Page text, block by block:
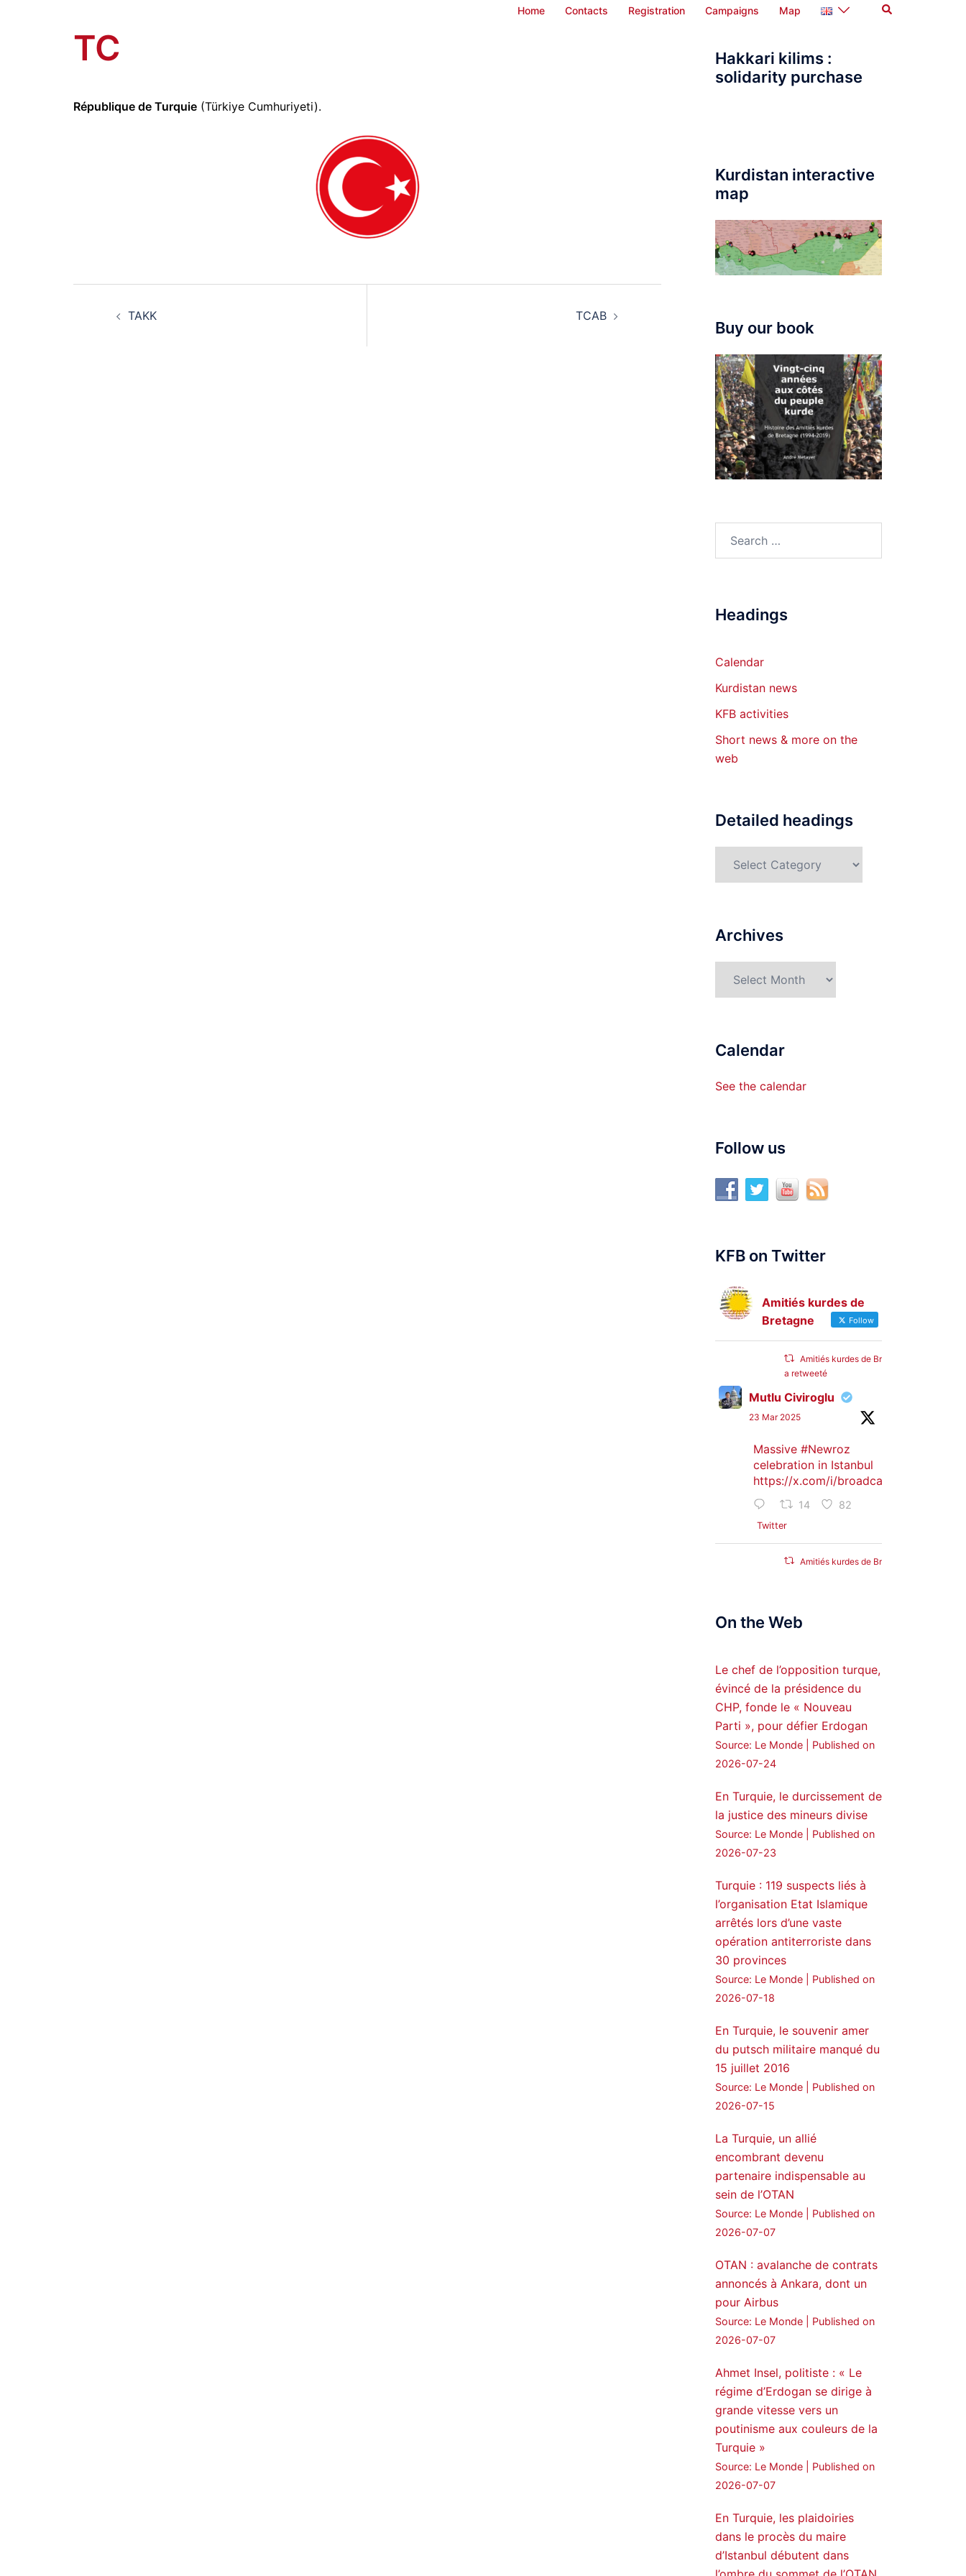
Home Contacts Registration Campaigns Map Search
TC
République de Turquie (Türkiye Cumhuriyeti).
TAKK TCAB
Hakkari kilims :
solidarity purchase
Kurdistan interactive
map
Buy our book
Headings
Calendar
Kurdistan news
KFB activities
Short news & more on the
web
Detailed headings
Archives
Calendar
See the calendar
Follow us
KFB on Twitter
Amitiés kurdes de
Bretagne
Follow
Amitiés kurdes de Bretagne
a retweeté
Mutlu Civiroglu
23 Mar 2025
Massive #Newroz
celebration in Istanbul
https://x.com/i/broadcasts/
14 82
Twitter
Amitiés kurdes de Bretagne
25 Jan 2025
Forces, SDF appoints
hauro Abgar Daoud
from the ranks of
Syriac Military Council,
MFS as official
spokesperson. We
wish you success
ܟܫܝܪܘܬܐ ܒܘܠܝܬܐ ܚܘܪܐ
Amitiés kurdes de Bretagne
a retweeté
MedyaNews
24 Jan 2025
🔴DEM Party Imrali
on Abdullah Öcalan meeting
#PeaceProcess
🔗https://medyanews.rs/h4lwBwQ
Twitter
Voir plus...
On the Web
Le chef de l’opposition turque,
évincé de la présidence du
CHP, fonde le « Nouveau
Parti », pour défier Erdogan
Source: Le Monde
Published on
2026-07-24
En Turquie, le durcissement de
la justice des mineurs divise
Source: Le Monde
Published on
2026-07-23
Turquie : 119 suspects liés à
l’organisation Etat Islamique
arrêtés lors d’une vaste
opération antiterroriste dans
30 provinces
Source: Le Monde
Published on
2026-07-18
En Turquie, le souvenir amer
du putsch militaire manqué du
15 juillet 2016
Source: Le Monde
Published on
2026-07-15
La Turquie, un allié
encombrant devenu
partenaire indispensable au
sein de l’OTAN
Source: Le Monde
Published on
2026-07-07
OTAN : avalanche de contrats
annoncés à Ankara, dont un
pour Airbus
Source: Le Monde
Published on
2026-07-07
Ahmet Insel, politiste : « Le
régime d’Erdogan se dirige à
grande vitesse vers un
poutinisme aux couleurs de la
Turquie »
Source: Le Monde
Published on
2026-07-07
En Turquie, les plaidoiries
dans le procès du maire
d’Istanbul débutent dans